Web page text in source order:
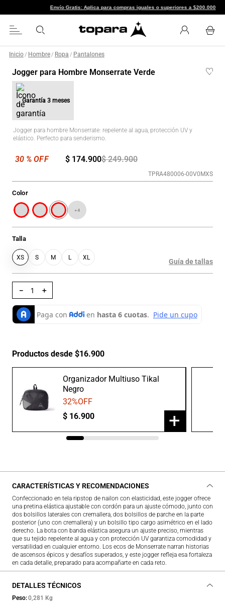
Envío Gratis: Aplica para compras iguales o superiores a
Inicio / Hombre / Ropa / Pantalones
Jogger para Hombre Monserrate Verde
Garantía 3 meses
Jogger para hombre Monserrate: repelente al agua, protección UV y
elástico. Perfecto para senderismo.
$ 249.900
$ 174.900
TPRA480006-00V0MXS
Talla
XS S M L XL
Color
+4
Guía de tallas
＋
－
Productos desde $16.900
Organizador Multiuso Tikal
Negro
32%OFF
$ 16.900 +
CARACTERÍSTICAS Y RECOMENDACIONES
Confeccionado en tela ripstop de nailon con elasticidad, este jogger ofrece
una pretina elástica ajustable con cordón para un ajuste cómodo, junto con
dos bolsillos laterales con cremallera, dos bolsillos de parche en la parte
posterior (uno con cremallera) y un bolsillo tipo cargo asimétrico en el lado
derecho. La bota con banda elástica asegura un ajuste preciso, mientras
que su tejido repelente al agua y con protección UV garantiza comodidad y
versatilidad en cualquier entorno. Los ecos de Monserrate narran historias
de ascensos épicos y desafíos superados, y este jogger refleja esa fortaleza
en cada detalle, preparado para acompañarte en cada reto.
DETALLES TÉCNICOS
Peso 0,281 Kg